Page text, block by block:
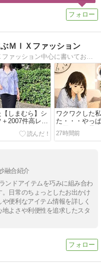
ＭＩＸファッション
しまむら】シ
2007件高レビ
クレットクーポ
ワクワクした
た・・・やっ
り回される母
27時間前
融合紹介
ンドアイテムを巧みに組み合わ
日常のちょっとしたお出かけ
便利なアイテム情報を詳しく
よさや利便性を追求したスタ